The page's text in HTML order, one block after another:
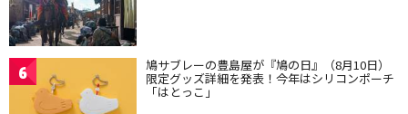
6 鳩サブレーの豊島屋が『鳩の日』（8月10日）
限定グッズ詳細を発表！今年はシリコンポーチ
「はとっこ」